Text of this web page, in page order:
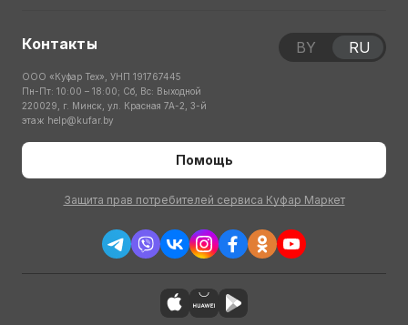
Контакты
ООО «Куфар Тех», УНП 191767445
Пн-Пт: 10:00 – 18:00; Сб, Вс: Выходной
220029, г. Минск, ул. Красная 7А-2, 3-й
этаж help@kufar.by
Помощь
Защита прав потребителей сервиса Куфар Маркет
BY RU